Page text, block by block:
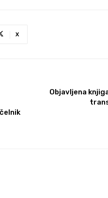
X
Objavljena